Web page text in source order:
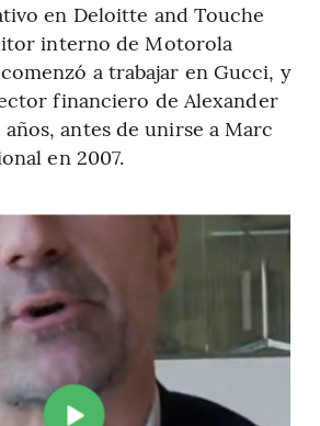
en Deloitte and Touche
interno de Motorola
a trabajar en Gucci, y
financiero de Alexander
antes de unirse a Marc
en 2007.